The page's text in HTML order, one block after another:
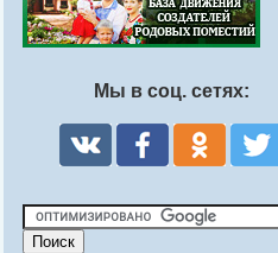
Мы в соц. сетях: